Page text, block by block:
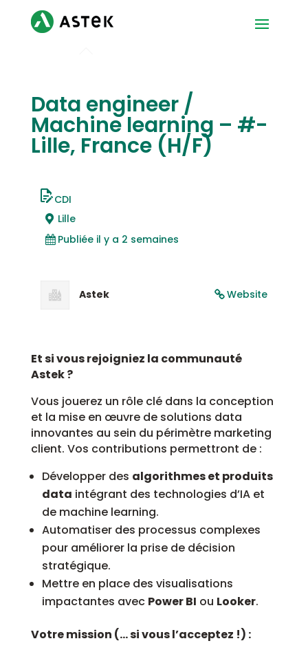
Data engineer /
Machine learning – #-
Lille, France (H/F)
CDI
Lille
Publiée il y a 2 semaines
Website
Astek
Et si vous rejoigniez la communauté
Astek ?
Vous jouerez un rôle clé dans la conception
et la mise en œuvre de solutions data
innovantes au sein du périmètre marketing
client. Vos contributions permettront de :
Développer des algorithmes et produits
data intégrant des technologies d’IA et
de machine learning.
Automatiser des processus complexes
pour améliorer la prise de décision
stratégique.
Mettre en place des visualisations
impactantes avec Power BI ou Looker.
Votre mission (… si vous l’acceptez !) :